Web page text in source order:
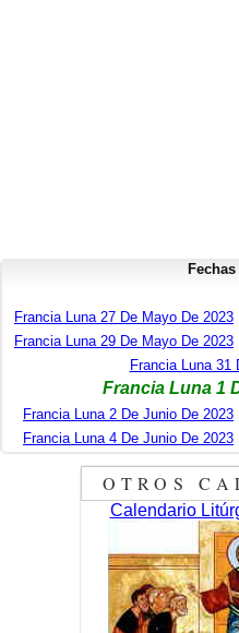
Francia Luna 27 De Mayo De 2023
Francia Luna 29 De Mayo De 2023
Francia Luna 31
Francia Luna 1
Francia Luna 2 De Junio De 2023
Francia Luna 4 De Junio De 2023
OTROS
Calendario